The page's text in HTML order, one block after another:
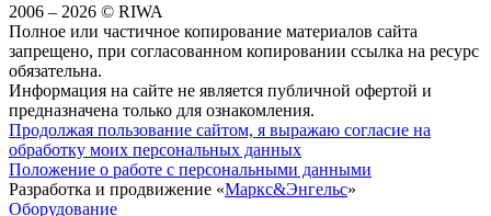
2006 – 2026 © RIWA
Полное или частичное копирование материалов сайта
запрещено, при согласованном копировании ссылка на ресурс
обязательна.
Информация на сайте не является публичной офертой и
предназначена только для ознакомления.
Продолжая пользование сайтом, я выражаю согласие на
обработку моих персональных данных
Положение о работе с персональными данными
Разработка и продвижение «Маркс&Энгельс»
Оборудование